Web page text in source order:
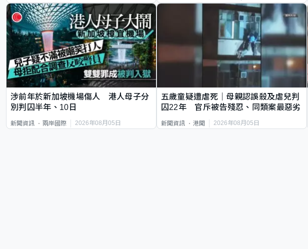
涉前年於新加坡機場傷人 港人母子分
別判囚半年、10日
新聞資訊 兩岸國際 2026年08月05日
五歲童疑遭虐死｜母親認誤殺及虐兒判
囚22年 官斥被告殘忍、同類案最惡劣
新聞資訊 港聞 2026年08月05日